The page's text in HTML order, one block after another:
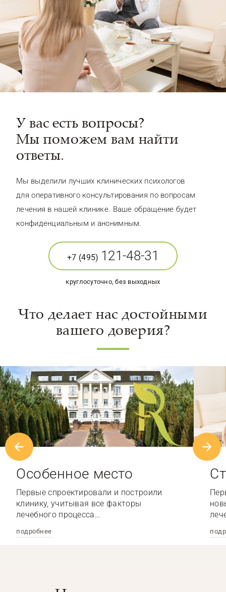
У вас есть вопросы?
Мы поможем вам найти
ответы.
Мы выделили лучших клинических психологов
для оперативного консультирования по вопросам
лечения в нашей клинике. Ваше обращение будет
конфиденциальным и анонимным.
+7 (495) 121-48-31
круглосуточно, без выходных
Что делает нас достойными
вашего доверия?
Особенное место
Первые спроектировали и построили
клинику, учитывая все факторы
лечебного процесса…
подробнее